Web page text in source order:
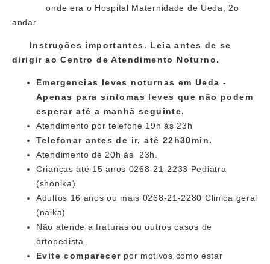
onde era o Hospital Maternidade de Ueda, 2o
andar.
Instruções importantes. Leia antes de se
dirigir ao Centro de Atendimento Noturno.
Emergencias leves noturnas em Ueda -
Apenas para sintomas leves que não podem
esperar até a manhã seguinte.
Atendimento por telefone 19h às 23h
Telefonar antes de ir, até 22h30min.
Atendimento de 20h às 23h.
Crianças até 15 anos 0268-21-2233 Pediatra
(shonika)
Adultos 16 anos ou mais 0268-21-2280 Clinica geral
(naika)
Não atende a fraturas ou outros casos de
ortopedista.
Evite comparecer por motivos como estar